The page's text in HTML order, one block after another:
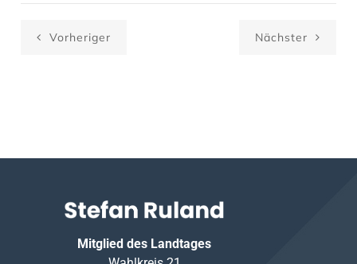
Vorheriger Nächster
Mitglied des Landtages